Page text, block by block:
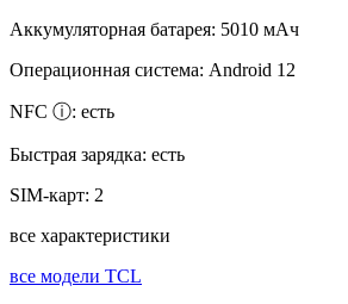
Аккумуляторная батарея: 5010 мАч
Операционная система: Android 12
NFC ⓘ: есть
Быстрая зарядка: есть
SIM-карт: 2
все характеристики
все модели TCL